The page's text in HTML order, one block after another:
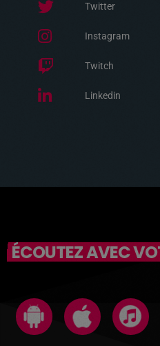
Twitter
Instagram
Twitch
Linkedin
ÉCOUTEZ AVEC